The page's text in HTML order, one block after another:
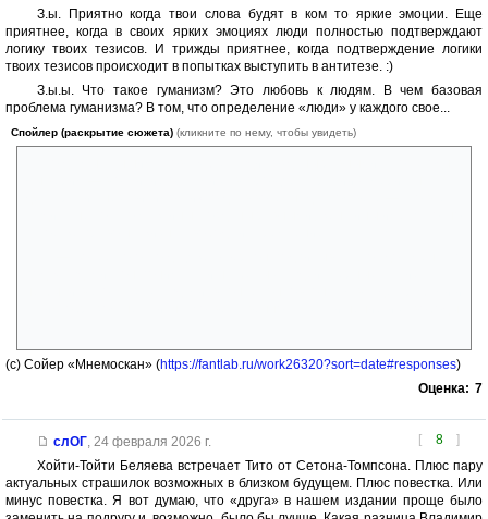
З.ы. Приятно когда твои слова будят в ком то яркие эмоции. Еще
приятнее, когда в своих ярких эмоциях люди полностью подтверждают
логику твоих тезисов. И трижды приятнее, когда подтверждение логики
твоих тезисов происходит в попытках выступить в антитезе. :)
З.ы.ы. Что такое гуманизм? Это любовь к людям. В чем базовая
проблема гуманизма? В том, что определение «люди» у каждого свое...
Спойлер (раскрытие сюжета) (кликните по нему, чтобы увидеть)
(с) Сойер «Мнемоскан» (https://fantlab.ru/work26320?sort=date#responses)
Оценка: 7
[ 8 ]
слОГ, 24 февраля 2026 г.
Хойти-Тойти Беляева встречает Тито от Сетона-Томпсона. Плюс пару
актуальных страшилок возможных в близком будущем. Плюс повестка. Или
минус повестка. Я вот думаю, что «друга» в нашем издании проще было